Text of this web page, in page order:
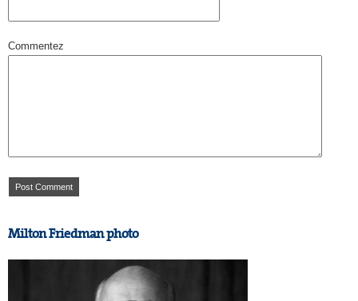
Commentez
Milton Friedman photo